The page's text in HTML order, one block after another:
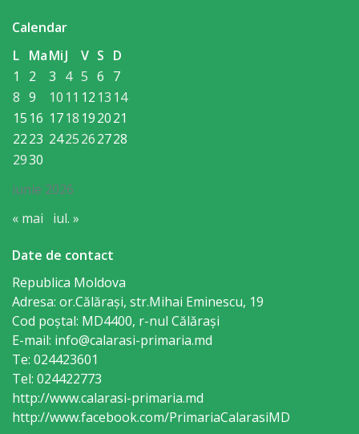
Deciziile
Consiliului
Consiliul
de
tineret
Activitatea
primăriei
Instituții
subordonate
IET
Lăstărel
IET
Calendar
iunie 2026
L MaMiJ V S D
1
2 3 4 5 6 7
8 9 10 11 12 13 14
15 16 1718 192021
2223 2425262728
2930
« mai iul. »
Date de contact
Republica Moldova
Adresa: or.Călăraşi, str.Mihai Eminescu, 19
Cod poștal: MD4400, r-nul Călăraşi
E-mail: info@calarasi-primaria.md
Te: 024423601
Tel: 024422773
http://www.calarasi-primaria.md
http://www.facebook.com/PrimariaCalarasiMD